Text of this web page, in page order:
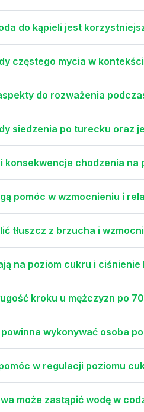
do kąpieli jest
częstego mycia w
do rozważenia
siedzenia po turecku oraz
konsekwencje chodzenia na
pomóc w wzmocnieniu i
tłuszcz z brzucha i
na poziom cukru i ciśnienie
kroku u mężczyzn po
wykonywać osoba
w regulacji poziomu
może zastąpić wodę w